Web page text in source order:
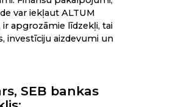
var iekļaut ALTUM
apgrozāmie līdzekļi, tai
investīciju aizdevumi un
SEB bankas